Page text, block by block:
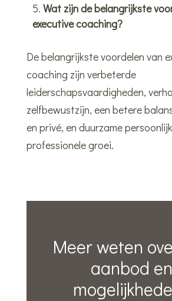
Wat zijn de belangrijkste
executive coaching?
De belangrijkste voordelen van
coaching zijn verbeterde
leiderschapsvaardigheden,
zelfbewustzijn, een betere
en privé, en duurzame
professionele groei.
Meer weten
aanbod en